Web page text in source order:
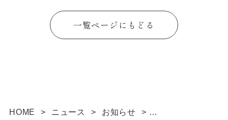
一覧ページにもどる
HOME > ニュース > お知らせ
>